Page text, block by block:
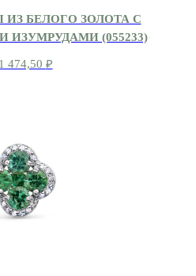
БЕЛОГО ЗОЛОТА С
(055233)
474,50 ₽